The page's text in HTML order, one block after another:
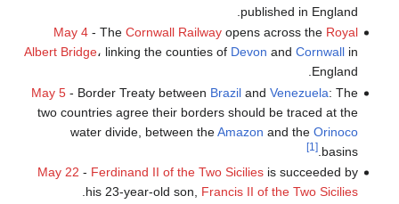
published in England.
May 4- The Cornwall Railwayopens across the Royal
Albert Bridge، linking the counties of Devon and Cornwallin
England.
May 5- Border Treaty between Braziland Venezuela: The
two countries agree their borders should be traced at the
water divide, between theAmazon and the Orinoco
basins.
[1]
May 22 - Ferdinand II of the Two Siciliesis succeeded by
his 23-year-old son, Francis II of the Two Sicilies